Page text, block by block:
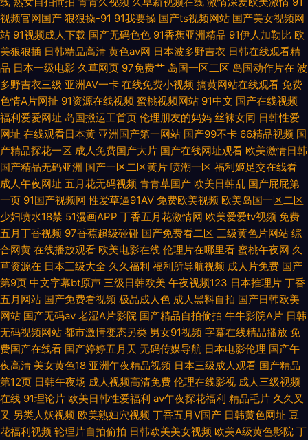
视频官网国产 狠狠操-91 91我要操 国产ts视频网站 国产美女视频网
站 91视频成人下载 国产无码色色 91香蕉亚洲精品 91伊人加勒比 欧
美狠狠插 日韩精品高清 黄色av网 日本波多野吉衣 日韩在线观看精
品 日本一级电影 久草网页 97免费艹 岛国一区二区 岛国动作片在 波
多野吉衣三级 亚洲AV一卡 在线免费小视频 搞黄网站在线观看 免费
色情A片网扯 91资源在线视频 蜜桃视频网站 91中文 国产在线视频
福利爱爱网址 岛国搬运工首页 伦理朋友的妈妈 丝袜女同 日韩性爱
网址 在线观看日本黄 亚洲国产第一网站 国产99不卡 66精品视频 国
产精品探花一区 成人免费国产大片 国产在线网址观看 欧美激情日韩
国产精品无码亚洲 国产一区二区黄片 喷潮一区 福利姬足交在线看
成人午夜网址 五月花无码视频 青青草国产 欧美日韩乱 国产屁屁第
一页 91国产视频网 性爱草逼91AV 免费欧美视频 欧美岛国一区二区
少妇喷水18禁 51漫画APP 丁香五月花激情网 欧美爱爱tv视频 免费
五月丁香视频 97香蕉超级碰碰 国产免费看二区 三级黄色片网站 综
合网黄 在线播放观看 欧美电影在线 伦理片在哪里看 蜜桃午夜网 久
草资源在 日本三级大全 久久福利 福利所导航视频 成人片免费 国产
第9页 中文字幕bt原声 三级日韩欧美 午夜视频123 日本推理片 丁香
五月网站 国产免费看视频 极品成人色 成人黑料自拍 国产日韩欧美
网站 国产无码av 老湿A片影院 国产精品自拍偷拍 牛牛影院A片 日韩
无码视频网站 都市激情变态另类 男女91视频 字幕在线精品播放 免
费国产在线看 国产婷婷五月天 无码传媒导航 日本电影伦理 国产午
夜高清 美女黄色18 亚洲午夜精品视频 日本三级成人观看 国产精品
第12页 日韩午夜场 成人视频高清免费 伦理在线影视 成人三级视频
在线 91理论片 欧美日韩性爱福利 av午夜探花福利 精品毛片 久久叉
叉 另类人妖视频 欧美熟妇穴视频 丁香五月V国产 日韩黄色网址 豆
花福利视频 轮理片自拍偷拍 日韩欧美美女视频 欧美A级黄色影院 丁